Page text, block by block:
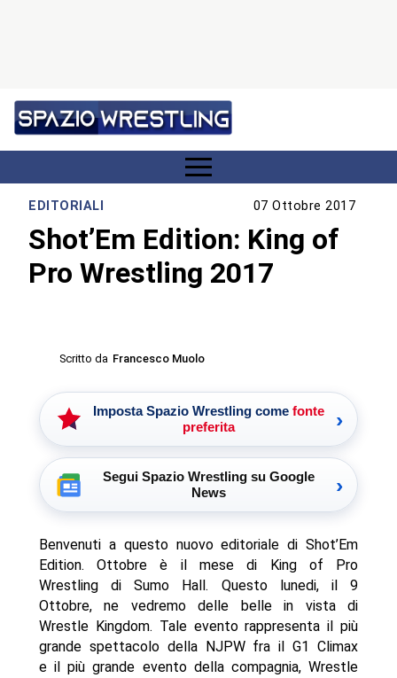
EDITORIALI 07 Ottobre 2017
Shot’Em Edition: King of
Pro Wrestling 2017
Scritto da Francesco Muolo
Imposta Spazio Wrestling come fonte
preferita
›
Segui Spazio Wrestling su Google
News
›
Benvenuti a questo nuovo editoriale di Shot’Em
Edition. Ottobre è il mese di King of Pro
Wrestling di Sumo Hall. Questo lunedi, il 9
Ottobre, ne vedremo delle belle in vista di
Wrestle Kingdom. Tale evento rappresenta il più
grande spettacolo della NJPW fra il G1 Climax
e il più grande evento della compagnia, Wrestle